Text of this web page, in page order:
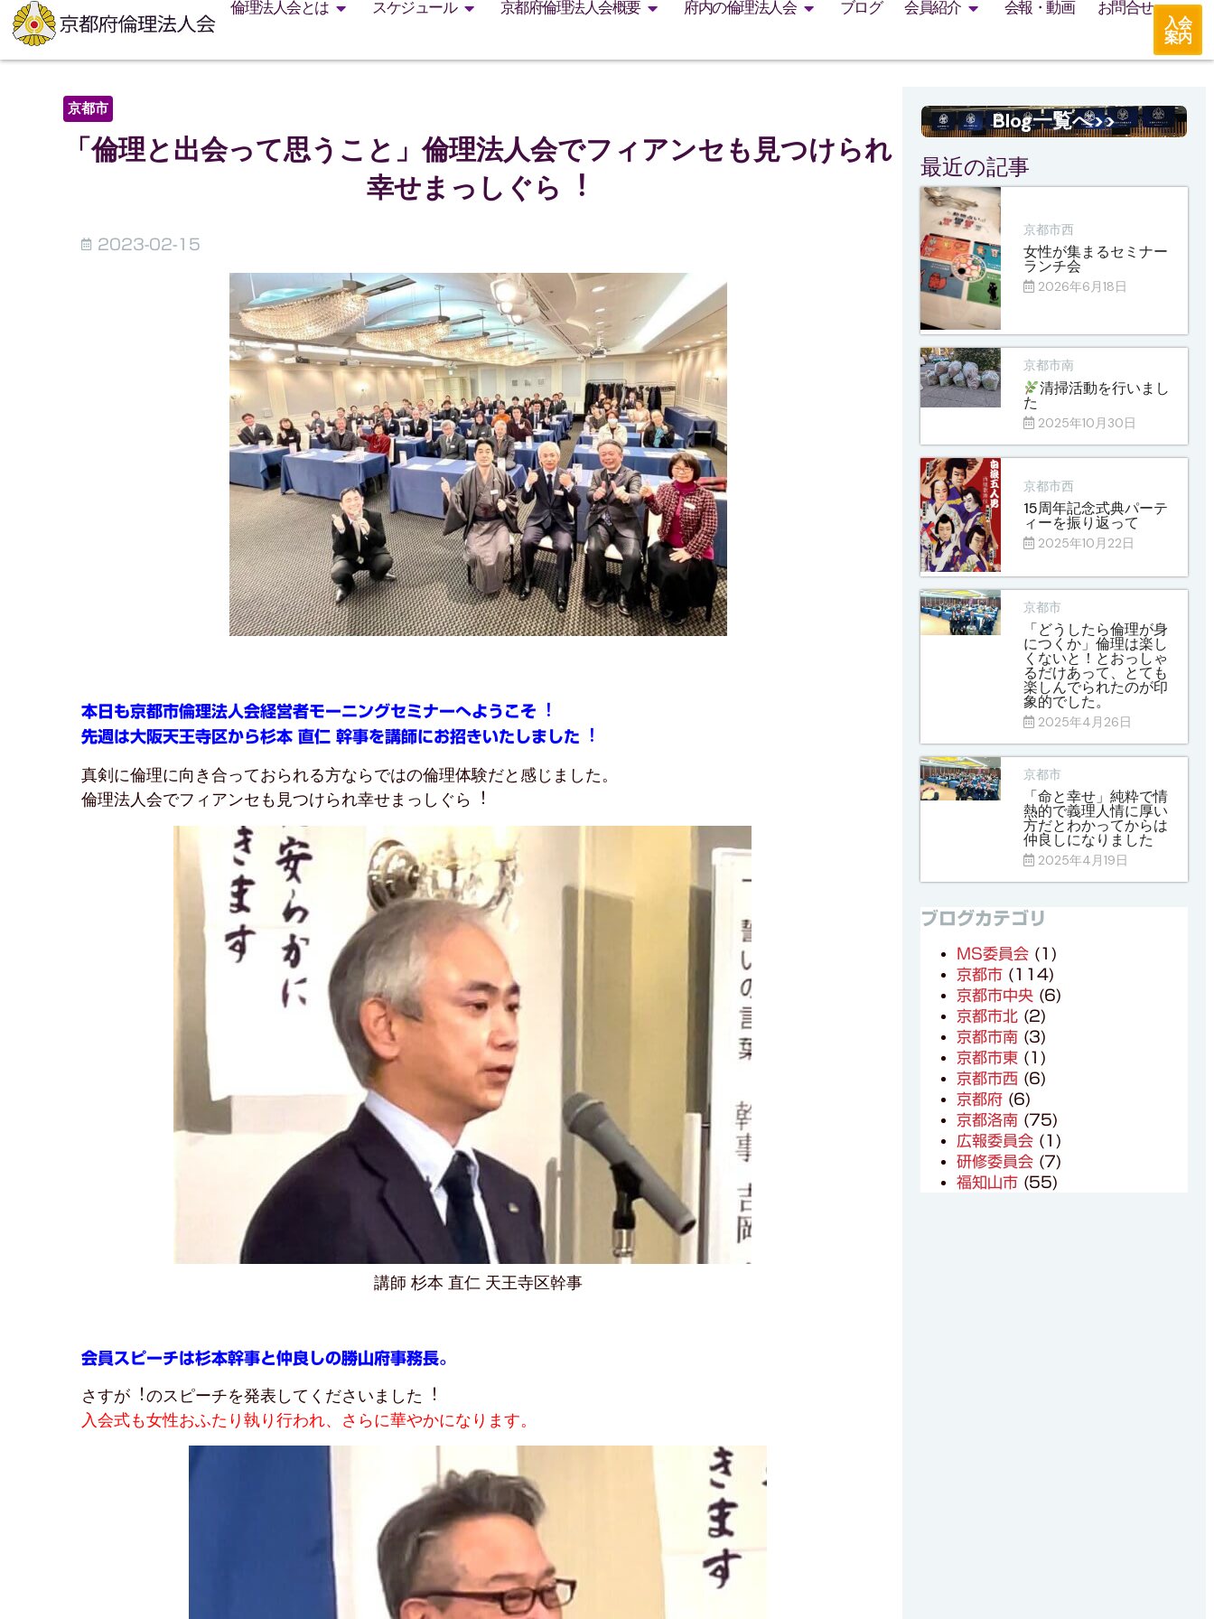
倫理法人会とは スケジュール 京都府倫理法人会概要 府内の倫理法人会 ブログ 会員紹介 会報・動画
お問合せ
入会
案内
京都市
「倫理と出会って思うこと」倫理法人会でフィアンセも見つけられ
幸せまっしぐら︕
2023-02-15
本日も京都市倫理法人会経営者モーニングセミナーへようこそ︕
先週は大阪天王寺区から杉本 直仁 幹事を講師にお招きいたしました︕
真剣に倫理に向き合っておられる方ならではの倫理体験だと感じました。
倫理法人会でフィアンセも見つけられ幸せまっしぐら︕
講師 杉本 直仁 天王寺区幹事
会員スピーチは杉本幹事と仲良しの勝山府事務長。
さすが︕のスピーチを発表してくださいました︕
入会式も女性おふたり執り行われ、さらに華やかになります。
Blog一覧へ>>
最近の記事
京都市西
女性が集まるセミナー
ランチ会
2026年6月18日
京都市南
清掃活動を行いまし
た
2025年10月30日
京都市西
15周年記念式典パーテ
ィーを振り返って
2025年10月22日
京都市
「どうしたら倫理が身
につくか」倫理は楽し
くないと！とおっしゃ
るだけあって、とても
楽しんでられたのが印
象的でした。
2025年4月26日
京都市
「命と幸せ」純粋で情
熱的で義理人情に厚い
方だとわかってからは
仲良しになりました
2025年4月19日
ブログカテゴリ
MS委員会 (1)
京都市 (114)
京都市中央 (6)
京都市北 (2)
京都市南 (3)
京都市東 (1)
京都市西 (6)
京都府 (6)
京都洛南 (75)
広報委員会 (1)
研修委員会 (7)
福知山市 (55)